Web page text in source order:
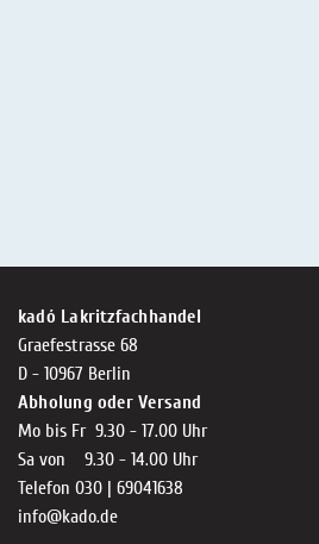
kadó Lakritzfachhandel
Graefestrasse 68
D - 10967 Berlin
Abholung oder Versand
Mo bis Fr 9.30 - 17.00 Uhr
Sa von 9.30 - 14.00 Uhr
Telefon 030 | 69041638
info@kado.de